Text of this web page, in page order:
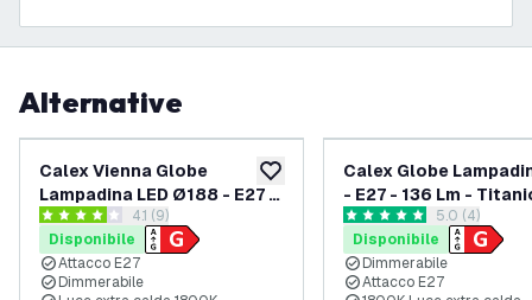
Alternative
aggiungi alla lista desideri
Calex Vienna Globe
Lampadina LED Ø188 - E27 -
80 Lm - Titanioapri il cassetto delle recensioni
4.1 stelle di valutazione
4.1 (9)
Disponibile
Attacco E27
Dimmerabile
Calex Globe
- E27 - 136 Lm -
apri il
5 stelle di valutazione
5.0 (4)
Disponibile
Dimmerabile
Attacco E27